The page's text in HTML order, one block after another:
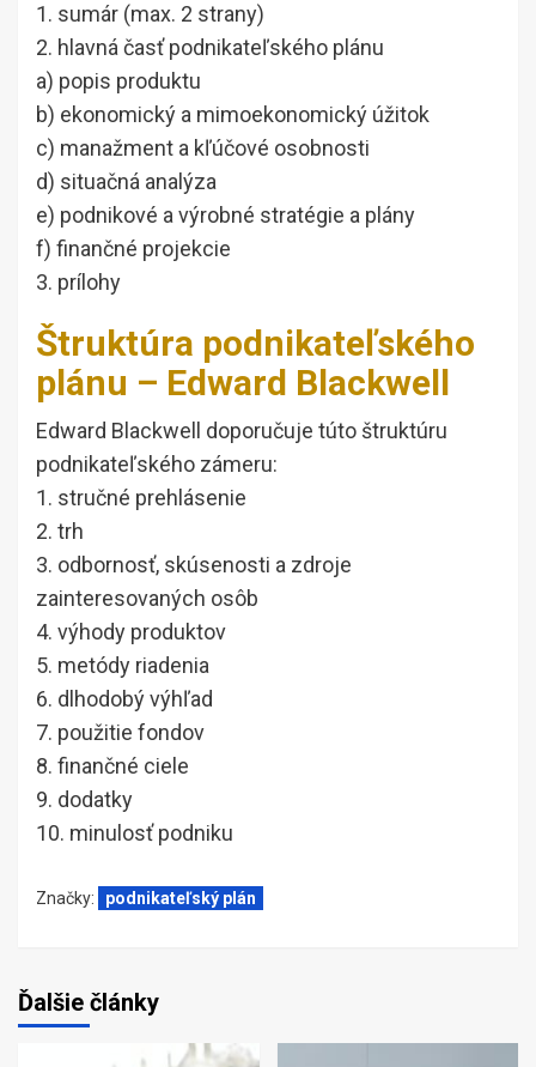
1. sumár (max. 2 strany)
2. hlavná časť podnikateľského plánu
a) popis produktu
b) ekonomický a mimoekonomický úžitok
c) manažment a kľúčové osobnosti
d) situačná analýza
e) podnikové a výrobné stratégie a plány
f) finančné projekcie
3. prílohy
Štruktúra podnikateľského
plánu – Edward Blackwell
Edward Blackwell doporučuje túto štruktúru
podnikateľského zámeru:
1. stručné prehlásenie
2. trh
3. odbornosť, skúsenosti a zdroje
zainteresovaných osôb
4. výhody produktov
5. metódy riadenia
6. dlhodobý výhľad
7. použitie fondov
8. finančné ciele
9. dodatky
10. minulosť podniku
Značky: podnikateľský plán
Ďalšie články